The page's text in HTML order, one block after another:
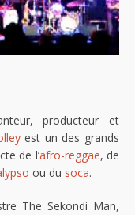
producteur et
est un des grands
de l’afro-reggae, de
ou du soca.
The Sekondi Man,